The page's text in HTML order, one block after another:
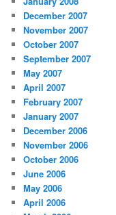
December 2007
November 2007
October 2007
September 2007
May 2007
April 2007
February 2007
January 2007
December 2006
November 2006
October 2006
June 2006
May 2006
April 2006